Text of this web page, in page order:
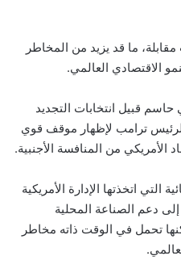
ما قد يزيد من المخاطر
الاقتصادي العالمي.
قبيل انتخابات التجديد
ترامب لإظهار موقف قوي
الأمريكي من المنافسة الأجنبية.
اتخذتها الإدارة الأمريكية
دعم الصناعة المحلية
تحمل في الوقت ذاته مخاطر